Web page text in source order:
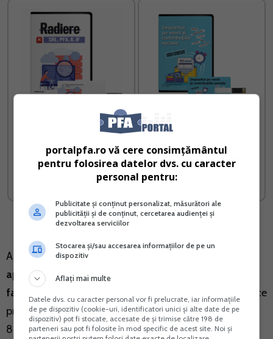
Radiere SRL PFA II IF
Vreau acest produs →
Ghid complet Impozitul pe
venit si contributiile
sociale
Vreau acest produs →
Astfel,acest termen de 5 zile lucratoare este
aplicabil pentru facturile emise in sistemul RO e-
factura incepand cu data de 1 ianuarie 2026
deoarece
prevederile art. 10 alin. (7) modificat prin O.U.G. nr.
89/2025 sunt aplicabile din 1 ianuarie 2026, termen
portalpfa.ro vă cere consimțământul
pentru folosirea datelor dvs. cu caracter
personal pentru:
Publicitate și conținut personalizat, măsurători ale
publicității și de conținut, cercetarea audienței și
dezvoltarea serviciilor
Stocarea și/sau accesarea informațiilor de pe un
dispozitiv
Aflați mai multe
Datele dvs. cu caracter personal vor fi prelucrate, iar informațiile
de pe dispozitiv (cookie-uri, identificatori unici și alte date de pe
dispozitiv) pot fi stocate, accesate de și trimise către 198 de
parteneri sau pot fi folosite în mod specific de acest site. Noi și